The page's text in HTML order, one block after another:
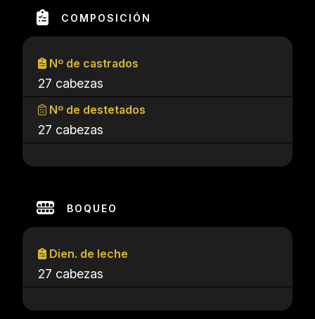
COMPOSICIÓN
Nº de castrados
27 cabezas
Nº de destetados
27 cabezas
BOQUEO
Dien. de leche
27 cabezas